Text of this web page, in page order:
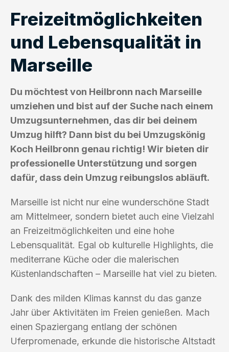
Freizeitmöglichkeiten
und Lebensqualität in
Marseille
Du möchtest von Heilbronn nach Marseille
umziehen und bist auf der Suche nach einem
Umzugsunternehmen, das dir bei deinem
Umzug hilft? Dann bist du bei Umzugskönig
Koch Heilbronn genau richtig! Wir bieten dir
professionelle Unterstützung und sorgen
dafür, dass dein Umzug reibungslos abläuft.
Marseille ist nicht nur eine wunderschöne Stadt
am Mittelmeer, sondern bietet auch eine Vielzahl
an Freizeitmöglichkeiten und eine hohe
Lebensqualität. Egal ob kulturelle Highlights, die
mediterrane Küche oder die malerischen
Küstenlandschaften – Marseille hat viel zu bieten.
Dank des milden Klimas kannst du das ganze
Jahr über Aktivitäten im Freien genießen. Mach
einen Spaziergang entlang der schönen
Uferpromenade, erkunde die historische Altstadt